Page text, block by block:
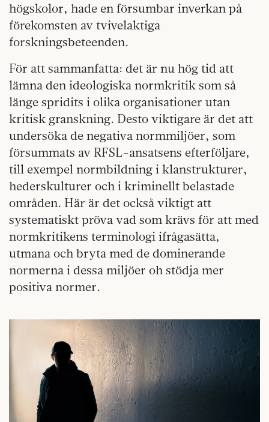
högskolor, hade en försumbar inverkan på
förekomsten av tvivelaktiga
forskningsbeteenden.
För att sammanfatta: det är nu hög tid att
lämna den ideologiska normkritik som så
länge spridits i olika organisationer utan
kritisk granskning. Desto viktigare är det att
undersöka de negativa normmiljöer, som
försummats av RFSL-ansatsens efterföljare,
till exempel normbildning i klanstrukturer,
hederskulturer och i kriminellt belastade
områden. Här är det också viktigt att
systematiskt pröva vad som krävs för att med
normkritikens terminologi ifrågasätta,
utmana och bryta med de dominerande
normerna i dessa miljöer oh stödja mer
positiva normer.